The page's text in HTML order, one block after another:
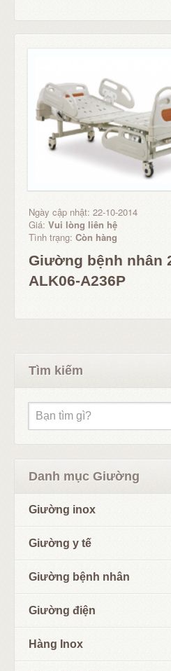
Ngày cập nhật: 22-10-2014
Giá: Vui lòng liên hệ
Tình trạng: Còn hàng
Giường bệnh nhân
ALK06-A236P
Tìm kiếm
Danh mục Giường
Giường inox
Giường y tế
Giường bệnh nhân
Giường điện
Hàng Inox